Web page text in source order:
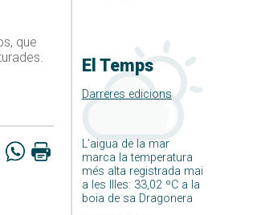
El Temps
Darreres edicions
L’aigua de la mar
marca la temperatura
més alta registrada mai
a les Illes: 33,02 ºC a la
boia de sa Dragonera
que